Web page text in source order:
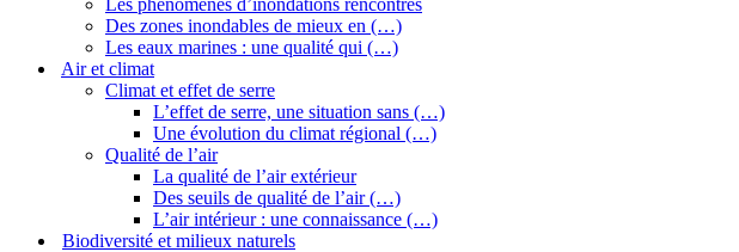
Les phénomènes d’inondations rencontrés
Des zones inondables de mieux en (…)
Les eaux marines : une qualité qui (…)
Air et climat
Climat et effet de serre
L’effet de serre, une situation sans (…)
Une évolution du climat régional (…)
Qualité de l’air
La qualité de l’air extérieur
Des seuils de qualité de l’air (…)
L’air intérieur : une connaissance (…)
Biodiversité et milieux naturels